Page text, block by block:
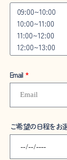
Email
ご希望の日程をお